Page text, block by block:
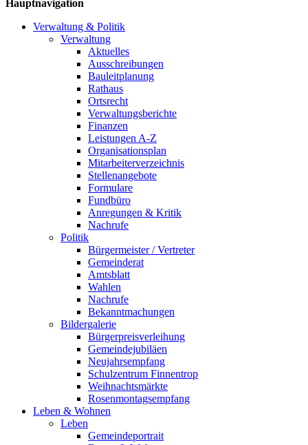
Hauptnavigation
Verwaltung & Politik
Verwaltung
Aktuelles
Ausschreibungen
Bauleitplanung
Rathaus
Ortsrecht
Verwaltungsberichte
Finanzen
Leistungen A-Z
Organisationsplan
Mitarbeiterverzeichnis
Stellenangebote
Formulare
Fundbüro
Anregungen & Kritik
Nachrufe
Politik
Bürgermeister / Vertreter
Gemeinderat
Amtsblatt
Wahlen
Nachrufe
Bekanntmachungen
Bildergalerie
Bürgerpreisverleihung
Gemeindejubiläen
Neujahrsempfang
Schulzentrum Finnentrop
Weihnachtsmärkte
Rosenmontagsempfang
Leben & Wohnen
Leben
Gemeindeportrait